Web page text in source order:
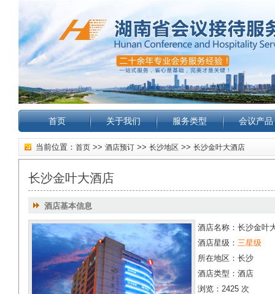
首页 关于我们 服务类型 会议产品
当前位置： 首页 >> 酒店预订 >> 长沙地区 >> 长沙金叶大酒店
长沙金叶大酒店
酒店基本信息
酒店名称：长沙金叶
酒店星级： 三星级
所在地区：长沙
酒店类型：酒店
浏览：2425 次